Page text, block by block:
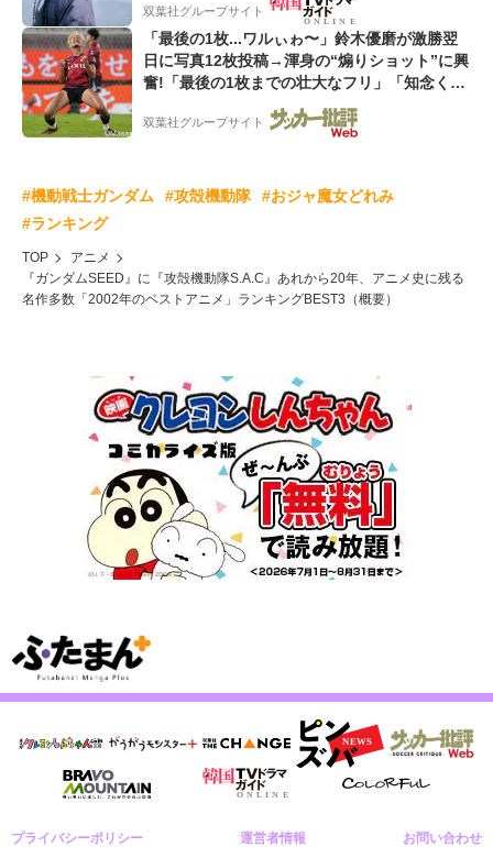
双葉社グループサイト
「最後の1枚...ワルぃゎ〜」鈴木優磨が激勝翌
日に写真12枚投稿→渾身の“煽りショット”に興
奮!「最後の1枚までの壮大なフリ」「知念くん
のことどんだけ好きなんよw」
双葉社グループサイト
#機動戦士ガンダム #攻殻機動隊
#おジャ魔女どれみ
#ランキング
TOP
アニメ
『ガンダムSEED』に『攻殻機動隊S.A.C』あれから20年、アニメ史に残る
名作多数「2002年のベストアニメ」ランキングBEST3（概要）
プライバシーポリシー 運営者情報 お問い合わせ